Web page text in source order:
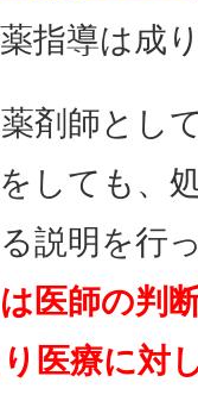
指導は成
剤師とし
しても、
説明を行
医師の判
医療に対